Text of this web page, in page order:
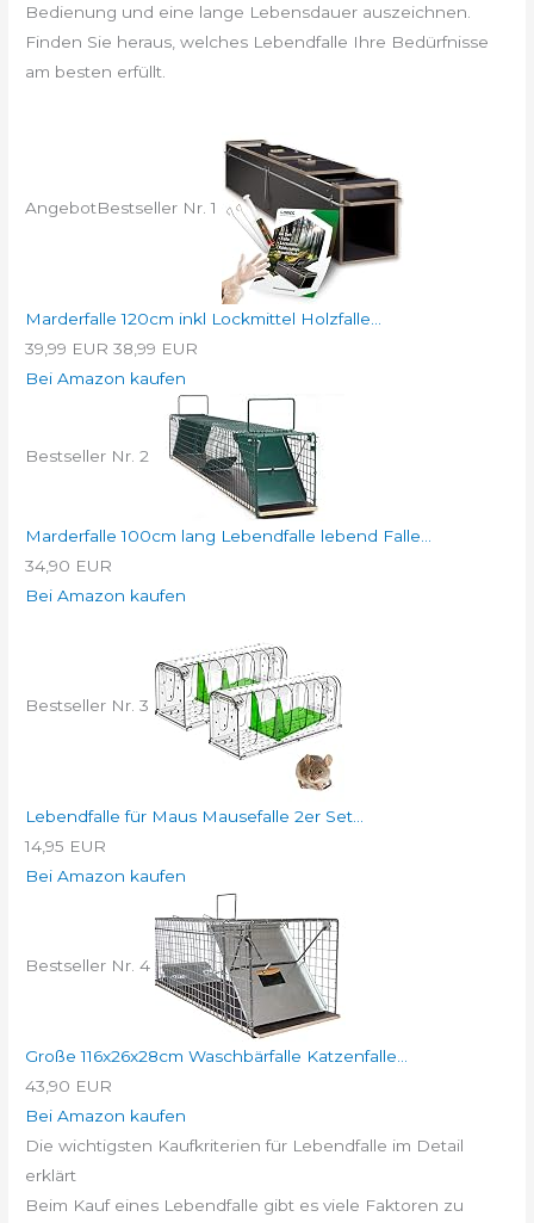
Bedienung und eine lange Lebensdauer auszeichnen.
Finden Sie heraus, welches Lebendfalle Ihre Bedürfnisse
am besten erfüllt.
AngebotBestseller Nr. 1
Marderfalle 120cm inkl Lockmittel Holzfalle...
39,99 EUR 38,99 EUR
Bei Amazon kaufen
Bestseller Nr. 2
Marderfalle 100cm lang Lebendfalle lebend Falle...
34,90 EUR
Bei Amazon kaufen
Bestseller Nr. 3
Lebendfalle für Maus Mausefalle 2er Set...
14,95 EUR
Bei Amazon kaufen
Bestseller Nr. 4
Große 116x26x28cm Waschbärfalle Katzenfalle...
43,90 EUR
Bei Amazon kaufen
Die wichtigsten Kaufkriterien für Lebendfalle im Detail
erklärt
Beim Kauf eines Lebendfalle gibt es viele Faktoren zu